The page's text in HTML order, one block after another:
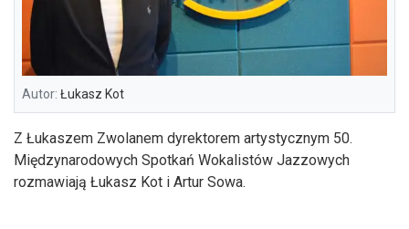
Autor: Łukasz Kot
Z Łukaszem Zwolanem dyrektorem artystycznym 50.
Międzynarodowych Spotkań Wokalistów Jazzowych
rozmawiają Łukasz Kot i Artur Sowa.